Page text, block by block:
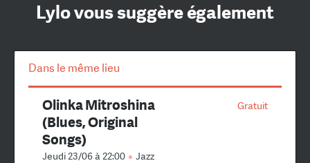
Lylo vous suggère également
Dans le même lieu
Gratuit
Olinka Mitroshina
(Blues, Original
Songs)
Jeudi 23/06 à 22:00 Jazz